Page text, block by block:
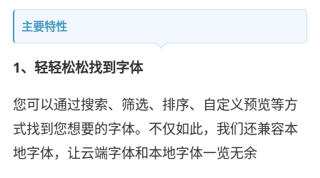
主要特性
1、轻轻松松找到字体
您可以通过搜索、筛选、排序、自定义预览等方
式找到您想要的字体。不仅如此，我们还兼容本
地字体，让云端字体和本地字体一览无余